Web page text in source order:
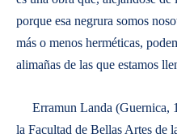
porque esa negrura somos
más o menos herméticas,
alimañas de las que estamos
Erramun Landa (Guernica,
la Facultad de Bellas Artes de